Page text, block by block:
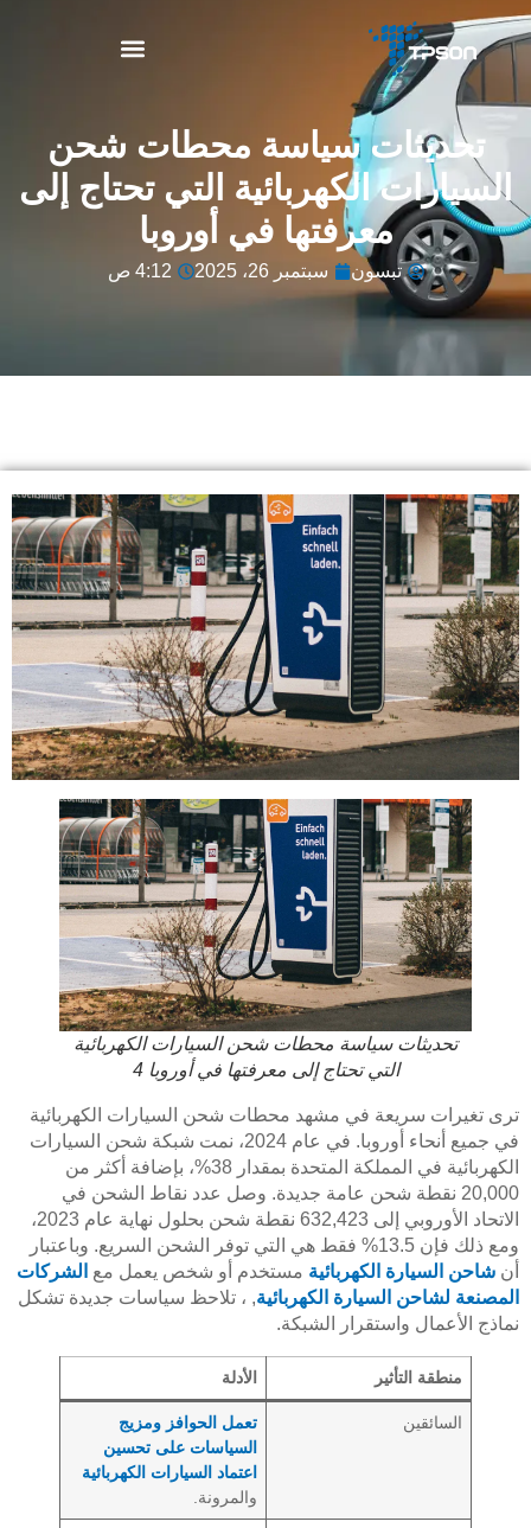
تحديثات سياسة محطات شحن
السيارات الكهربائية التي تحتاج إلى
معرفتها في أوروبا
تبسون سبتمبر 26، 2025 4:12 ص
تحديثات سياسة محطات شحن السيارات الكهربائية
التي تحتاج إلى معرفتها في أوروبا 4
ترى تغيرات سريعة في مشهد محطات شحن السيارات الكهربائية
في جميع أنحاء أوروبا. في عام 2024، نمت شبكة شحن السيارات
الكهربائية في المملكة المتحدة بمقدار 38%، بإضافة أكثر من
20,000 نقطة شحن عامة جديدة. وصل عدد نقاط الشحن في
الاتحاد الأوروبي إلى 632,423 نقطة شحن بحلول نهاية عام 2023،
ومع ذلك فإن 13.5% فقط هي التي توفر الشحن السريع. وباعتبار
أن شاحن السيارة الكهربائية مستخدم أو شخص يعمل مع الشركات
المصنعة لشاحن السيارة الكهربائية, ، تلاحظ سياسات جديدة تشكل
نماذج الأعمال واستقرار الشبكة.
منطقة التأثير الأدلة
السائقين
تعمل الحوافز ومزيج
السياسات على تحسين
اعتماد السيارات الكهربائية
والمرونة.